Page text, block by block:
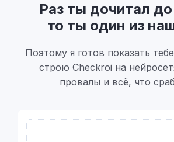
Раз ты дочитал
то ты один из
Поэтому я готов показать
строю Checkroi на
провалы и всё, что